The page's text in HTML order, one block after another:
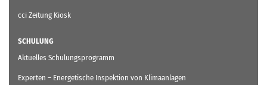
cci Zeitung Kiosk
SCHULUNG
Aktuelles Schulungsprogramm
Experten – Energetische Inspektion von Klimaanlagen